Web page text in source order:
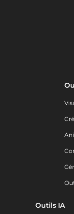
Outils IA